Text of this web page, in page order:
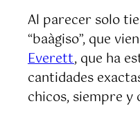
Al parecer solo
“baàgiso”, que
Everett, que ha
cantidades
chicos, siempre y